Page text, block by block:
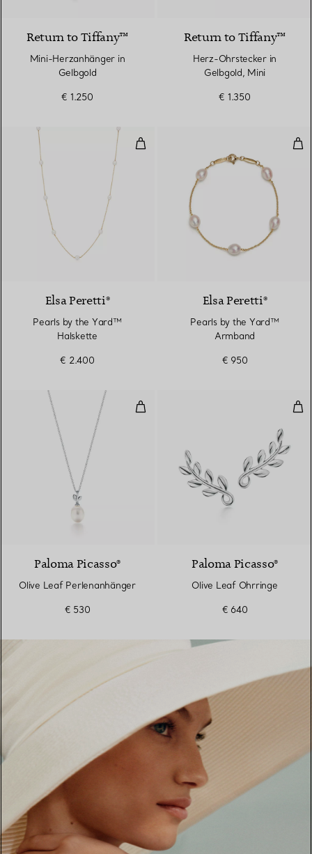
Return to Tiffany™
Mini-Herzanhänger in
Gelbgold
€ 1.250
Return to Tiffany™
Herz-Ohrstecker in
Gelbgold, Mini
€ 1.350
Pearls by the Yard™ Halskette
Elsa Peretti®
Pearls by the Yard™
Halskette
€ 2.400
Elsa Peretti®
Pearls by the Yard™
Armband
€ 950
Olive Leaf Perlenanhänger
Paloma Picasso®
Olive Leaf Perlenanhänger
€ 530
Paloma Picasso®
Olive Leaf Ohrringe
€ 640